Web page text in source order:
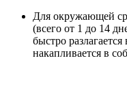
Для окружающей
(всего от 1 до 14
быстро
накапливается в